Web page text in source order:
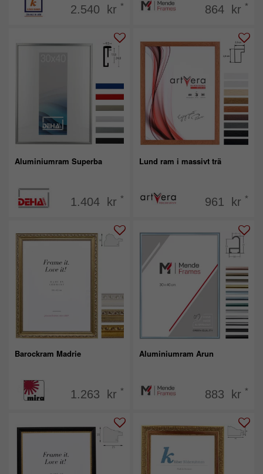
2.540 kr * 864 kr *
Aluminiumram Superba
1.404 kr *
Lund ram i massivt trä
961 kr *
Barockram Madrie
1.263 kr *
Aluminiumram Arun
883 kr *